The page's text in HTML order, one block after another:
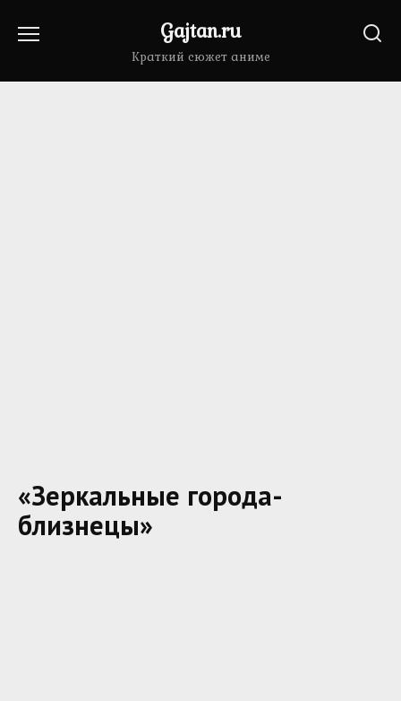
Gajtan.ru
Краткий сюжет аниме
«Зеркальные города-
близнецы»